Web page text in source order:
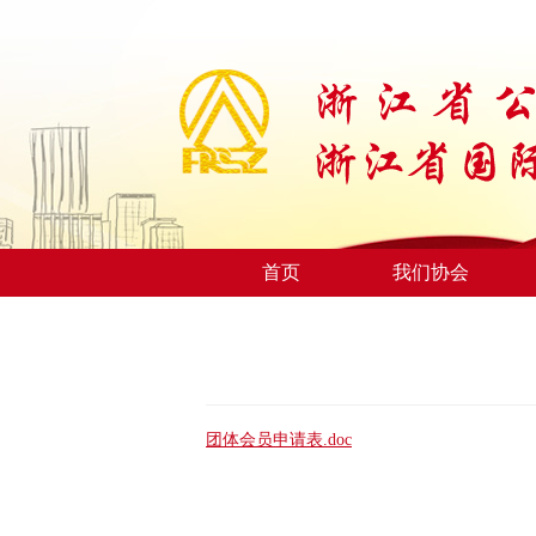
首页 我们协会
团体会员申请表.doc